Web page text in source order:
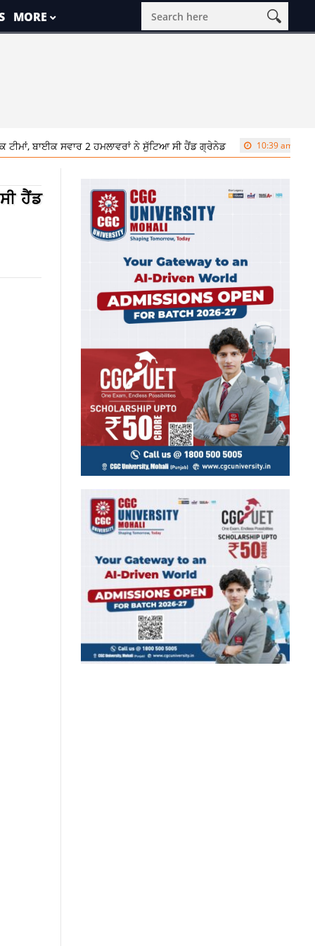
MORE
ਸਵਾਰ 2 ਹਮਲਾਵਰਾਂ ਨੇ ਸੁੱਟਿਆ ਸੀ ਹੈਂਡ ਗ੍ਰੇਨੇਡ 10:39 am ਕਾਂਗਰਸ ‘ਚ
ਹੈਂਡ